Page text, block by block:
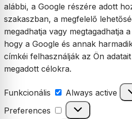
alábbi, a Google részére adott
szakaszban, a megfelelő
megadhatja vagy megtagadhatja
hogy a Google és annak
címkéi felhasználják az Ön
megadott célokra.
Funkcionális Funkcionális
Always active
Preferences
Preferences